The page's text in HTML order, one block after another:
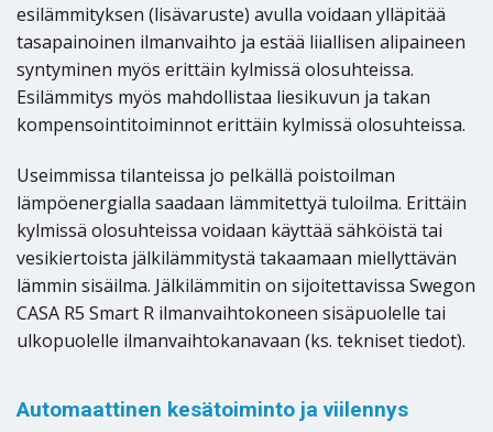
esilämmityksen (lisävaruste) avulla voidaan ylläpitää
tasapainoinen ilmanvaihto ja estää liiallisen alipaineen
syntyminen myös erittäin kylmissä olosuhteissa.
Esilämmitys myös mahdollistaa liesikuvun ja takan
kompensointitoiminnot erittäin kylmissä olosuhteissa.
Useimmissa tilanteissa jo pelkällä poistoilman
lämpöenergialla saadaan lämmitettyä tuloilma. Erittäin
kylmissä olosuhteissa voidaan käyttää sähköistä tai
vesikiertoista jälkilämmitystä takaamaan miellyttävän
lämmin sisäilma. Jälkilämmitin on sijoitettavissa Swegon
CASA R5 Smart R ilmanvaihtokoneen sisäpuolelle tai
ulkopuolelle ilmanvaihtokanavaan (ks. tekniset tiedot).
Automaattinen kesätoiminto ja viilennys